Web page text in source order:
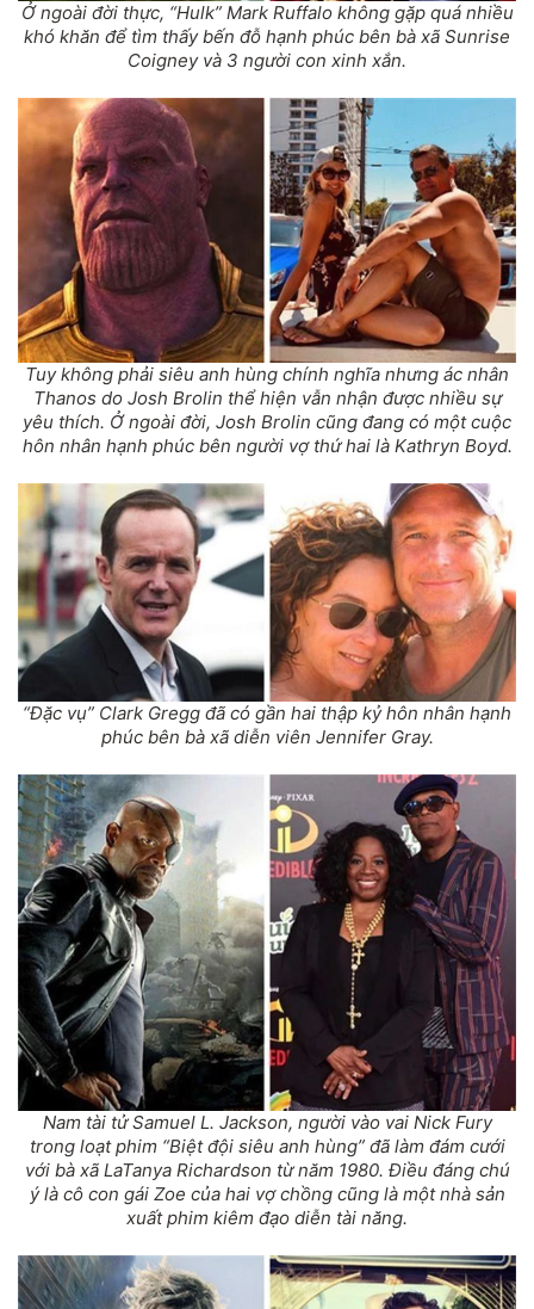
Ở ngoài đời thực, “Hulk” Mark Ruffalo không gặp quá nhiều
khó khăn để tìm thấy bến đỗ hạnh phúc bên bà xã Sunrise
Coigney và 3 người con xinh xắn.
Tuy không phải siêu anh hùng chính nghĩa nhưng ác nhân
Thanos do Josh Brolin thể hiện vẫn nhận được nhiều sự
yêu thích. Ở ngoài đời, Josh Brolin cũng đang có một cuộc
hôn nhân hạnh phúc bên người vợ thứ hai là Kathryn Boyd.
“Đặc vụ” Clark Gregg đã có gần hai thập kỷ hôn nhân hạnh
phúc bên bà xã diễn viên Jennifer Gray.
Nam tài tử Samuel L. Jackson, người vào vai Nick Fury
trong loạt phim “Biệt đội siêu anh hùng” đã làm đám cưới
với bà xã LaTanya Richardson từ năm 1980. Điều đáng chú
ý là cô con gái Zoe của hai vợ chồng cũng là một nhà sản
xuất phim kiêm đạo diễn tài năng.